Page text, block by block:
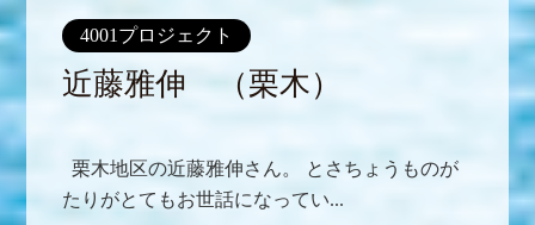
4001プロジェクト
近藤雅伸 （栗木）
栗木地区の近藤雅伸さん。 とさちょうものが
たりがとてもお世話になってい...